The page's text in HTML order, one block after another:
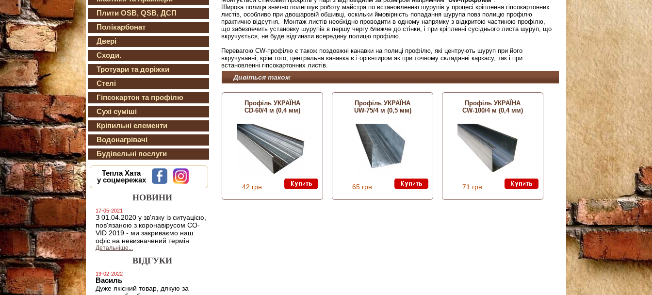
Плити OSB, QSB, ДСП
Полікарбонат
Двері
Сходи.
Тротуари та доріжки
Стелі
Гіпсокартон та профілю
Сухі суміші
Кріпильні елементи
Водонагрівачі
Будівельні послуги
Тепла Хата
у соцмережах
НОВИНИ
17-05-2021
З 01.04.2020 у зв'язку із ситуацією,
пов'язаною з коронавірусом CO-
VID 2019 - ми закриваємо наш
офіс на невизначений термін
Детальніше...
ВІДГУКИ
19-02-2022
Василь
Дуже якісний товар, дякую за
Широка полиця значно полегшує роботу майстра по встановленню шурупів у процесі кріплення гіпсокартонних
листів, особливо при двошаровій обшивці, оскільки ймовірність попадання шурупа повз полицю профілю
практично відсутня. Монтаж листів необхідно проводити в одному напрямку з відкритою частиною профілю,
що забезпечить установку шурупів в першу чергу ближче до стінки, і при кріпленні сусіднього листа шуруп, що
вкручується, не буде відгинати всередину полицю профілю.
Перевагою CW-профілю є також поздовжні канавки на полиці профілю, які центрують шуруп при його
вкручуванні, крім того, центральна канавка є і орієнтиром як при точному складанні каркасу, так і при
встановленні гіпсокартонних листів.
Дивіться також
Профіль УКРАЇНА
СD-60/4 м (0,4 мм)
42 грн.
Профіль УКРАЇНА
UW-75/4 м (0,5 мм)
65 грн.
Профіль УКРАЇНА
СW-100/4 м (0,4 мм)
71 грн.